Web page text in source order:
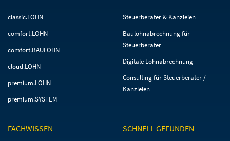
Navigation
classic.LOHN
comfort.LOHN
comfort.BAULOHN
cloud.LOHN
premium.LOHN
premium.SYSTEM
Navigation
Steuerberater & Kanzleien
Baulohnabrechnung für
Steuerberater
Digitale Lohnabrechnung
Consulting für Steuerberater /
Kanzleien
FACHWISSEN SCHNELL GEFUNDEN